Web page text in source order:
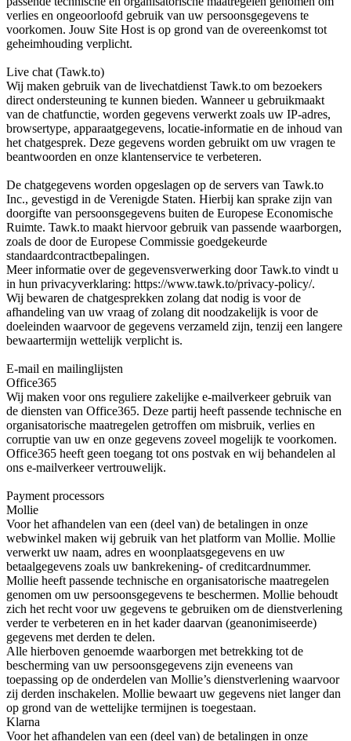
verlies en ongeoorloofd gebruik van uw persoonsgegevens te
voorkomen. Jouw Site Host is op grond van de overeenkomst tot
geheimhouding verplicht.
Live chat (Tawk.to)
Wij maken gebruik van de livechatdienst Tawk.to om bezoekers
direct ondersteuning te kunnen bieden. Wanneer u gebruikmaakt
van de chatfunctie, worden gegevens verwerkt zoals uw IP-adres,
browsertype, apparaatgegevens, locatie-informatie en de inhoud van
het chatgesprek. Deze gegevens worden gebruikt om uw vragen te
beantwoorden en onze klantenservice te verbeteren.
De chatgegevens worden opgeslagen op de servers van Tawk.to
Inc., gevestigd in de Verenigde Staten. Hierbij kan sprake zijn van
doorgifte van persoonsgegevens buiten de Europese Economische
Ruimte. Tawk.to maakt hiervoor gebruik van passende waarborgen,
zoals de door de Europese Commissie goedgekeurde
standaardcontractbepalingen.
Meer informatie over de gegevensverwerking door Tawk.to vindt u
in hun privacyverklaring: https://www.tawk.to/privacy-policy/.
Wij bewaren de chatgesprekken zolang dat nodig is voor de
afhandeling van uw vraag of zolang dit noodzakelijk is voor de
doeleinden waarvoor de gegevens verzameld zijn, tenzij een langere
bewaartermijn wettelijk verplicht is.
E-mail en mailinglijsten
Office365
Wij maken voor ons reguliere zakelijke e-mailverkeer gebruik van
de diensten van Office365. Deze partij heeft passende technische en
organisatorische maatregelen getroffen om misbruik, verlies en
corruptie van uw en onze gegevens zoveel mogelijk te voorkomen.
Office365 heeft geen toegang tot ons postvak en wij behandelen al
ons e-mailverkeer vertrouwelijk.
Payment processors
Mollie
Voor het afhandelen van een (deel van) de betalingen in onze
webwinkel maken wij gebruik van het platform van Mollie. Mollie
verwerkt uw naam, adres en woonplaatsgegevens en uw
betaalgegevens zoals uw bankrekening- of creditcardnummer.
Mollie heeft passende technische en organisatorische maatregelen
genomen om uw persoonsgegevens te beschermen. Mollie behoudt
zich het recht voor uw gegevens te gebruiken om de dienstverlening
verder te verbeteren en in het kader daarvan (geanonimiseerde)
gegevens met derden te delen.
Alle hierboven genoemde waarborgen met betrekking tot de
bescherming van uw persoonsgegevens zijn eveneens van
toepassing op de onderdelen van Mollie’s dienstverlening waarvoor
zij derden inschakelen. Mollie bewaart uw gegevens niet langer dan
op grond van de wettelijke termijnen is toegestaan.
Klarna
Voor het afhandelen van een (deel van) de betalingen in onze